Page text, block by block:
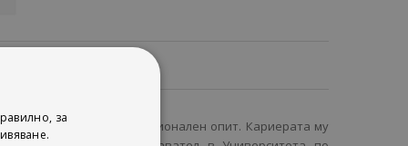
с дългогодишен професионален опит. Кариерата му
за